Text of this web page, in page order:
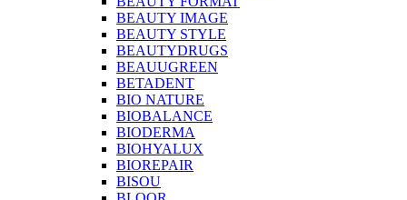
BEAUTY IMAGE
BEAUTY STYLE
BEAUTYDRUGS
BEAUUGREEN
BETADENT
BIO NATURE
BIOBALANCE
BIODERMA
BIOHYALUX
BIOREPAIR
BISOU